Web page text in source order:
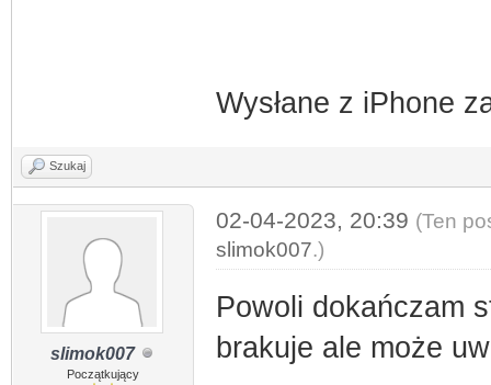
Wysłane z iPhone
Szukaj
slimok007
Początkujący
02-04-2023, 20:39 (Ten
slimok007.)
Powoli dokańczam
brakuje ale może